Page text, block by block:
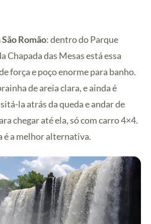
Romão: dentro do Parque
Chapada das Mesas está essa
força e poço enorme para banho.
de areia clara, e ainda é
la atrás da queda e andar de
chegar até ela, só com carro 4×4.
é a melhor alternativa.